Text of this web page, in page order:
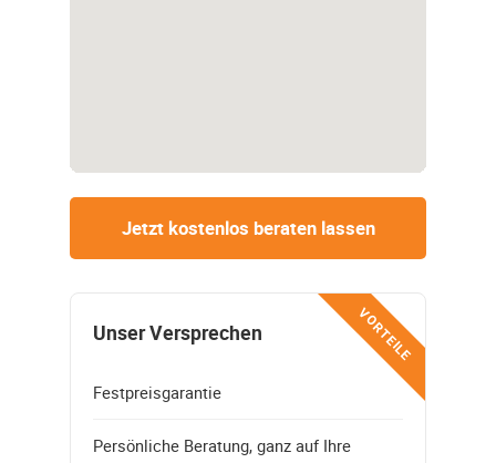
Jetzt kostenlos beraten lassen
VORTEILE
Unser Versprechen
Festpreisgarantie
Persönliche Beratung, ganz auf Ihre